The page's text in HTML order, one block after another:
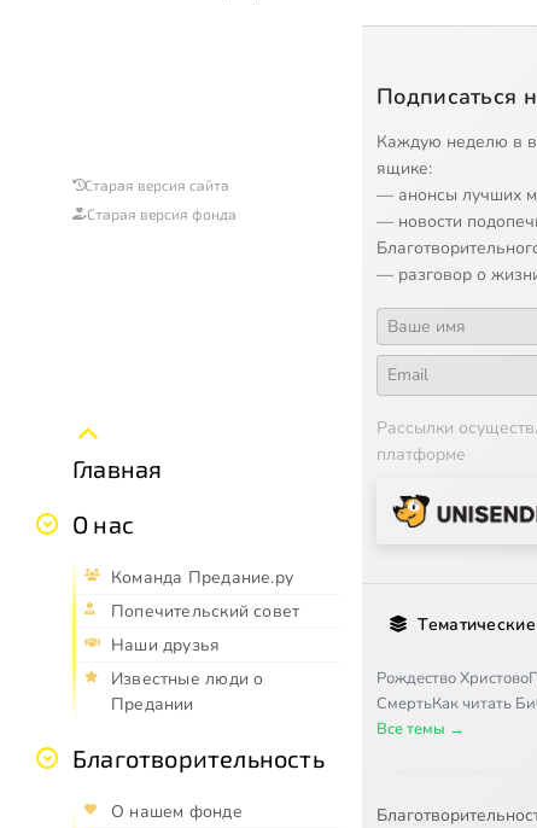
Старая версия сайта
Старая версия фонда
Главная
О нас
Команда Предание.ру
Попечительский совет
Наши друзья
Известные люди о
Предании
Благотворительность
О нашем фонде
Подписаться
Каждую неделю в
ящике:
— анонсы лучших
— новости
— разговор о
Рассылки
платформе
Рождество Христово
СмертьКак читать
Все темы →